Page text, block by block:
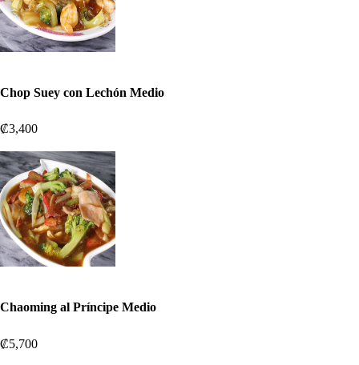
Chop Suey con Lechón Medio
₡3,400
Chaoming al Príncipe Medio
₡5,700